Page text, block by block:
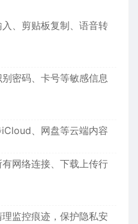
入、剪贴板复制、语音转
别密码、卡号等敏感信息
iCloud、网盘等云端内容
有网络连接、下载上传行
理监控痕迹，保护隐私安